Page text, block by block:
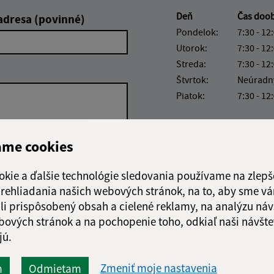
cookies
a ďalšie technológie sledovania používame na
našich webových stránok, na to, aby sme
prispôsobený obsah a cielené reklamy, na analýzu
stránok a na pochopenie toho, odkiaľ naši
Odmietam Zmeniť moje nastavenia
(povinné)
Google reCaptcha Response
Odoslať správu
Deň Čas
Pondelok:
7:30 -
Utorok:
7:30 -
Streda:
7:30 -
Štvrtok:
Piatok:
7:30 -